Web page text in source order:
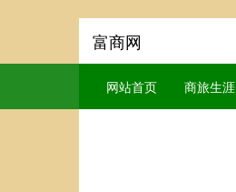
富商网
网站首页 商旅生涯